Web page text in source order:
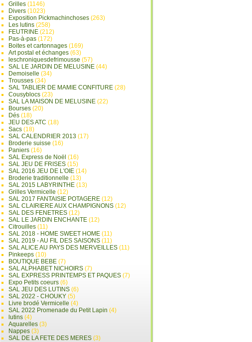
Grilles (1146)
Divers (1023)
Exposition Pickmachinchoses (263)
Les lutins (258)
FEUTRINE (212)
Pas-à-pas (172)
Boites et cartonnages (169)
Art postal et échanges (63)
leschroniquesdefrimousse (57)
SAL LE JARDIN DE MELUSINE (44)
Demoiselle (34)
Trousses (34)
SAL TABLIER DE MAMIE CONFITURE (28)
Cousyblocs (23)
SAL LA MAISON DE MELUSINE (22)
Bourses (20)
Dés (18)
JEU DES ATC (18)
Sacs (18)
SAL CALENDRIER 2013 (17)
Broderie suisse (16)
Paniers (16)
SAL Express de Noël (16)
SAL JEU DE FRISES (15)
SAL 2016 JEU DE L'OIE (14)
Broderie traditionnelle (13)
SAL 2015 LABYRINTHE (13)
Grilles Vermicelle (12)
SAL 2017 FANTAISIE POTAGERE (12)
SAL CLAIRIERE AUX CHAMPIGNONS (12)
SAL DES FENETRES (12)
SAL LE JARDIN ENCHANTE (12)
Citrouilles (11)
SAL 2018 - HOME SWEET HOME (11)
SAL 2019 - AU FIL DES SAISONS (11)
SAL ALICE AU PAYS DES MERVEILLES (11)
Pinkeeps (10)
BOUTIQUE BEBE (7)
SAL ALPHABET NICHOIRS (7)
SAL EXPRESS PRINTEMPS ET PAQUES (7)
Expo Petits coeurs (6)
SAL JEU DES LUTINS (6)
SAL 2022 - CHOUKY (5)
Livre brodé Vermicelle (4)
SAL 2022 Promenade du Petit Lapin (4)
lutins (4)
Aquarelles (3)
Nappes (3)
SAL DE LA FETE DES MERES (3)